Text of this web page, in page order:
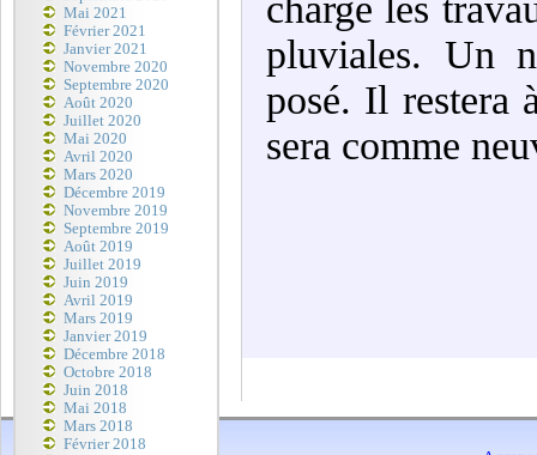
Mai 2021
Février 2021
Janvier 2021
Novembre 2020
Septembre 2020
Août 2020
Juillet 2020
Mai 2020
Avril 2020
Mars 2020
Décembre 2019
Novembre 2019
Septembre 2019
Août 2019
Juillet 2019
Juin 2019
Avril 2019
Mars 2019
Janvier 2019
Décembre 2018
Octobre 2018
Juin 2018
Mai 2018
Mars 2018
Février 2018
charge les
pluviales. Un
posé. Il restera
sera comme